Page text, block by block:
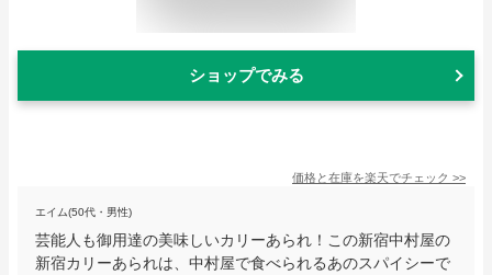
ショップでみる
価格と在庫を楽天でチェック >>
エイム(50代・男性)
芸能人も御用達の美味しいカリーあられ！この新宿中村屋の
新宿カリーあられは、中村屋で食べられるあのスパイシーで